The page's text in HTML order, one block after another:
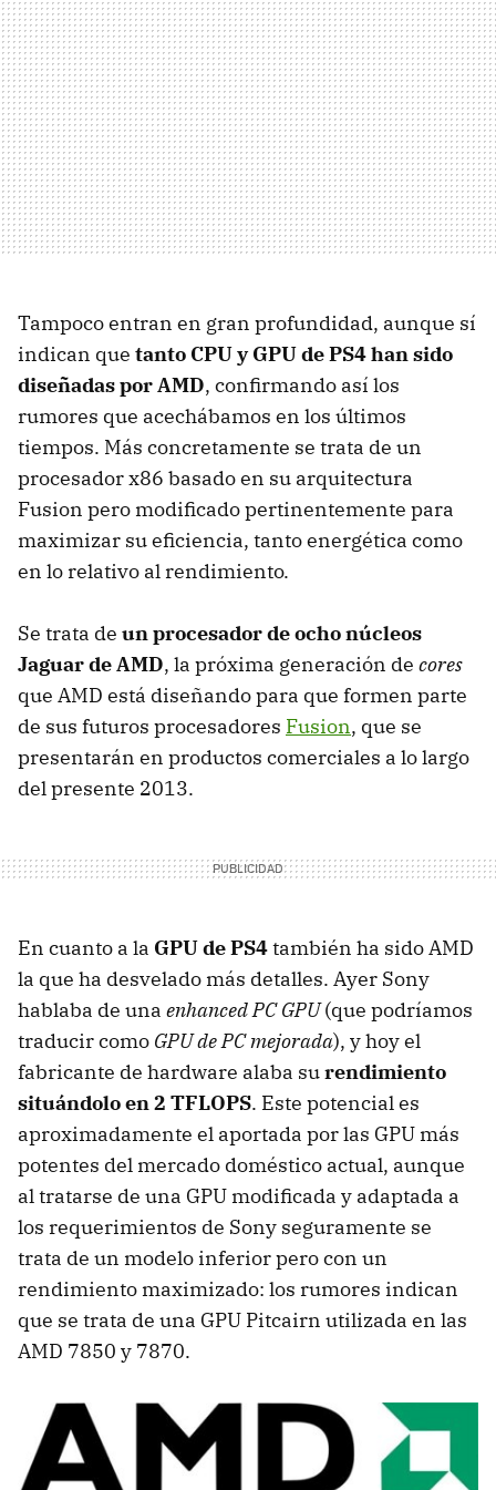
Tampoco entran en gran profundidad, aunque sí
indican que tanto CPU y GPU de PS4 han sido
diseñadas por AMD, confirmando así los
rumores que acechábamos en los últimos
tiempos. Más concretamente se trata de un
procesador x86 basado en su arquitectura
Fusion pero modificado pertinentemente para
maximizar su eficiencia, tanto energética como
en lo relativo al rendimiento.
Se trata de un procesador de ocho núcleos
Jaguar de AMD, la próxima generación de cores
que AMD está diseñando para que formen parte
de sus futuros procesadores Fusion, que se
presentarán en productos comerciales a lo largo
del presente 2013.
En cuanto a la GPU de PS4también ha sido AMD
la que ha desvelado más detalles. Ayer Sony
hablaba de una enhanced PC GPU(que podríamos
traducir como GPU de PC mejorada), y hoy el
fabricante de hardware alaba surendimiento
situándolo en 2 TFLOPS. Este potencial es
aproximadamente el aportada por las GPU más
potentes del mercado doméstico actual, aunque
al tratarse de una GPU modificada y adaptada a
los requerimientos de Sony seguramente se
trata de un modelo inferior pero con un
rendimiento maximizado: los rumores indican
que se trata de una GPU Pitcairn utilizada en las
AMD 7850 y 7870.